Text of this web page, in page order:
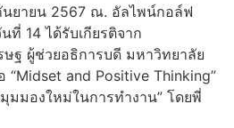
นยายน 2567 ณ. อัลไพน์กอล์ฟ
ที่ 14 ได้รับเกียรติจาก
ฐ ผู้ช่วยอธิการบดี มหาวิทยาลัย
“Midset and Positive Thinking”
มมองใหม่ในการทำงาน” โดยพี่